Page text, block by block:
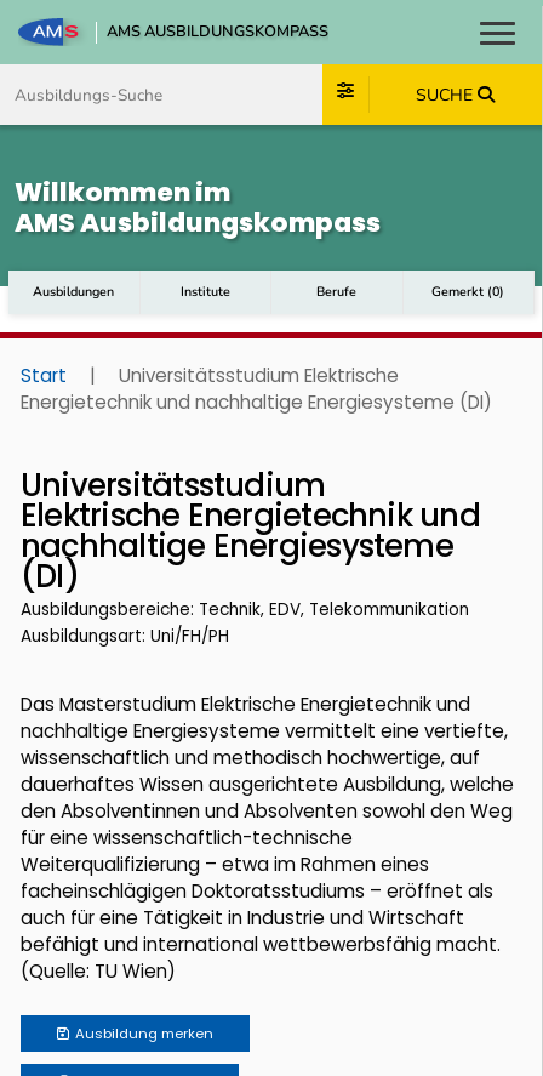
AMS AUSBILDUNGSKOMPASS
SUCHE
Willkommen im
AMS Ausbildungskompass
Ausbildungen Institute Berufe Gemerkt (0)
Start |
Universitätsstudium Elektrische
Energietechnik und nachhaltige Energiesysteme (DI)
Universitätsstudium
Elektrische Energietechnik und
nachhaltige Energiesysteme
(DI)
Ausbildungsbereiche: Technik, EDV, Telekommunikation
Ausbildungsart: Uni/FH/PH
Das Masterstudium Elektrische Energietechnik und
nachhaltige Energiesysteme vermittelt eine vertiefte,
wissenschaftlich und methodisch hochwertige, auf
dauerhaftes Wissen ausgerichtete Ausbildung, welche
den Absolventinnen und Absolventen sowohl den Weg
für eine wissenschaftlich-technische
Weiterqualifizierung – etwa im Rahmen eines
facheinschlägigen Doktoratsstudiums – eröffnet als
auch für eine Tätigkeit in Industrie und Wirtschaft
befähigt und international wettbewerbsfähig macht.
(Quelle: TU Wien)
Ausbildung merken